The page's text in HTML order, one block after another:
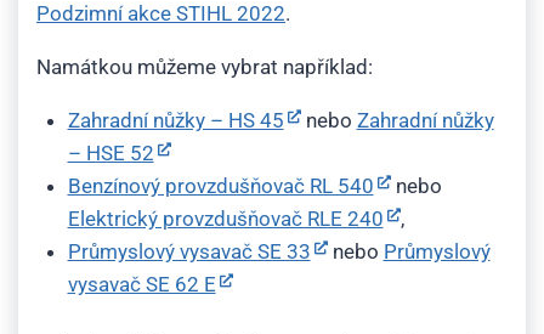
Podzimní akce STIHL 2022.
Namátkou můžeme vybrat například:
Zahradní nůžky – HS 45 nebo Zahradní nůžky
– HSE 52
Benzínový provzdušňovač RL 540
nebo
Elektrický provzdušňovač RLE 240
,
Průmyslový vysavač SE 33
nebo Průmyslový
vysavač SE 62 E